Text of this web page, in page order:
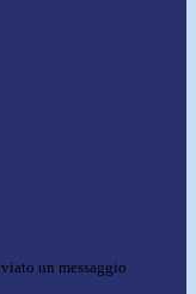
un messaggio